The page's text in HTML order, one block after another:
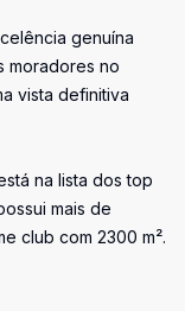
genuína
moradores no
vista definitiva
na lista dos top
mais de
club com 2300 m².